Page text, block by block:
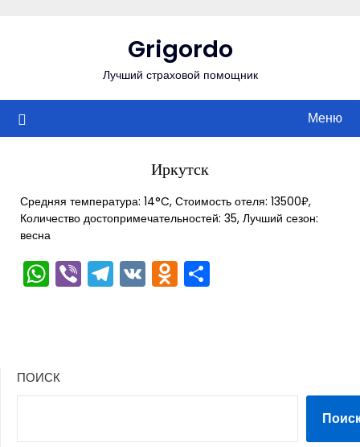
Grigordo
Лучший страховой помощник
Меню
Иркутск
Средняя температура: 14°C, Стоимость отеля: 13500₽,
Количество достопримечательностей: 35, Лучший сезон:
весна
WhatsApp
ViberTelegram
VKOdnoklassniki
ПОИСК